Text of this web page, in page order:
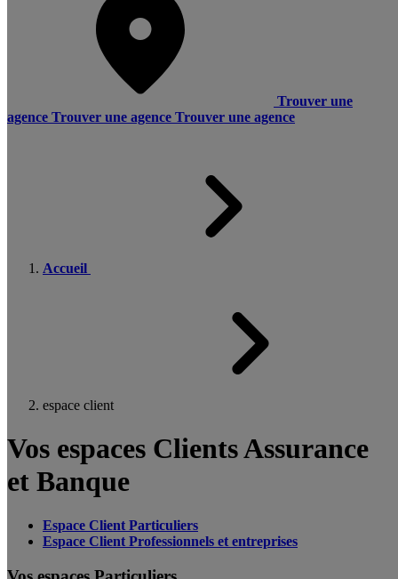
Trouver une
agence Trouver une agence Trouver une agence
Accueil
espace client
Vos espaces Clients Assurance
et Banque
Espace Client Particuliers
Espace Client Professionnels et entreprises